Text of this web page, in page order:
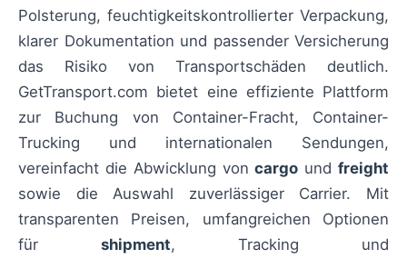
Polsterung, feuchtigkeitskontrollierter Verpackung,
klarer Dokumentation und passender Versicherung
das Risiko von Transportschäden deutlich.
GetTransport.com bietet eine effiziente Plattform
zur Buchung von Container-Fracht, Container-
Trucking und internationalen Sendungen,
vereinfacht die Abwicklung voncargo undfreight
sowie die Auswahl zuverlässiger Carrier. Mit
transparenten Preisen, umfangreichen Optionen
für shipment, Tracking und